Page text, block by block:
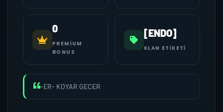
0
PREMIUM
BONUS
[ENDO]
KLAN ETIKETI
-ER- KOYAR GECER